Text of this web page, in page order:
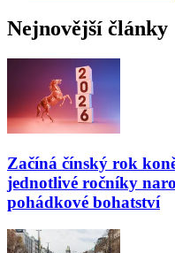
Nejnovější články
Začíná čínský rok
jednotlivé ročníky
pohádkové bohatství